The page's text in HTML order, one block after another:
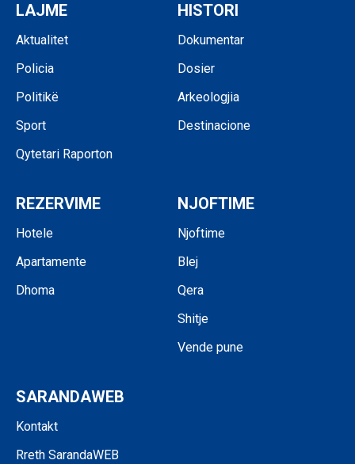
LAJME
Aktualitet
Policia
Politikë
Sport
Qytetari Raporton
HISTORI
Dokumentar
Dosier
Arkeologjia
Destinacione
REZERVIME
Hotele
Apartamente
Dhoma
NJOFTIME
Njoftime
Blej
Qera
Shitje
Vende pune
SARANDAWEB
Kontakt
Rreth SarandaWEB